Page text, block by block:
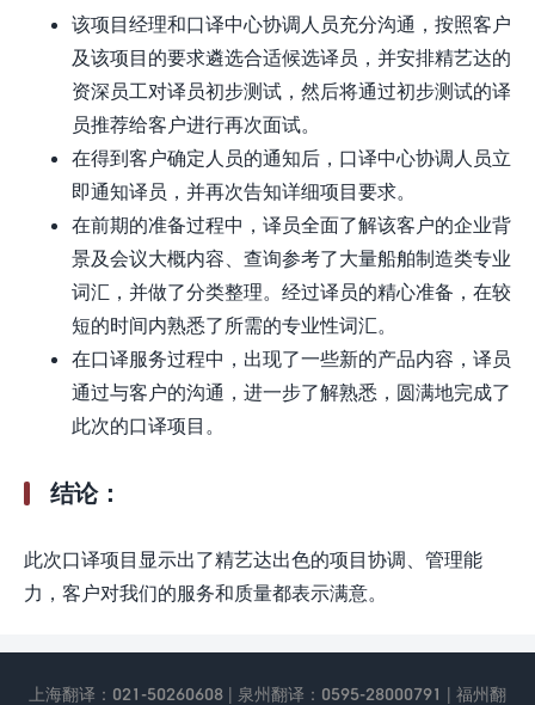
该项目经理和口译中心协调人员充分沟通，按照客户
及该项目的要求遴选合适候选译员，并安排精艺达的
资深员工对译员初步测试，然后将通过初步测试的译
员推荐给客户进行再次面试。
在得到客户确定人员的通知后，口译中心协调人员立
即通知译员，并再次告知详细项目要求。
在前期的准备过程中，译员全面了解该客户的企业背
景及会议大概内容、查询参考了大量船舶制造类专业
词汇，并做了分类整理。经过译员的精心准备，在较
短的时间内熟悉了所需的专业性词汇。
在口译服务过程中，出现了一些新的产品内容，译员
通过与客户的沟通，进一步了解熟悉，圆满地完成了
此次的口译项目。
结论：
此次口译项目显示出了精艺达出色的项目协调、管理能
力，客户对我们的服务和质量都表示满意。
上海翻译：021-50260608 | 泉州翻译：0595-28000791 | 福州翻